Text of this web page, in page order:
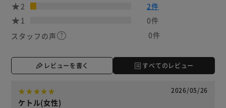
2
2件
1
0件
スタッフの声
0件
レビューを書く すべてのレビュー
2026/05/26
ケトル(女性)